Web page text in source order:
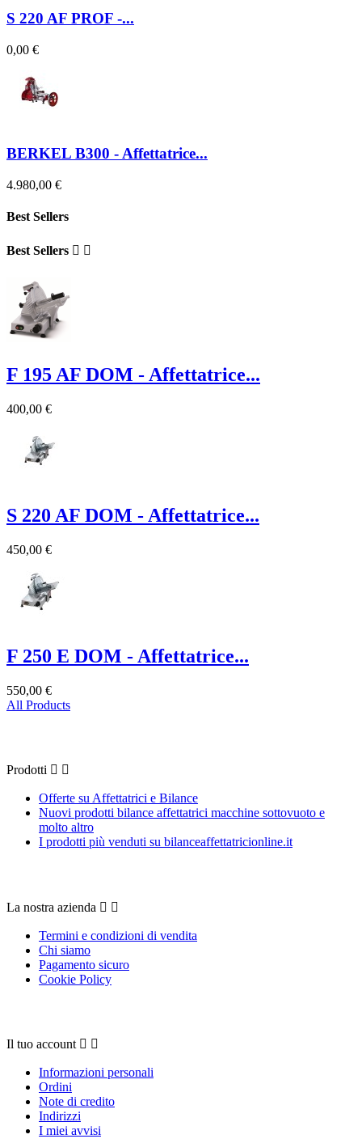
S 220 AF PROF -...
0,00 €
BERKEL B300 - Affettatrice...
4.980,00 €
Best Sellers
Best Sellers  
F 195 AF DOM - Affettatrice...
400,00 €
S 220 AF DOM - Affettatrice...
450,00 €
F 250 E DOM - Affettatrice...
550,00 €
All Products
Prodotti  
Offerte su Affettatrici e Bilance
Nuovi prodotti bilance affettatrici macchine sottovuoto e
molto altro
I prodotti più venduti su bilanceaffettatricionline.it
La nostra azienda  
Termini e condizioni di vendita
Chi siamo
Pagamento sicuro
Cookie Policy
Il tuo account  
Informazioni personali
Ordini
Note di credito
Indirizzi
I miei avvisi